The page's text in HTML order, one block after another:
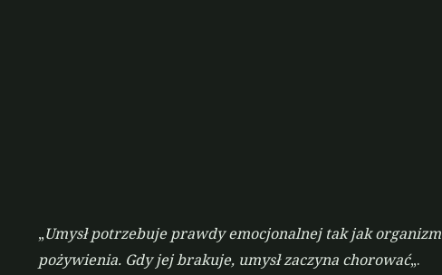
„Umysł potrzebuje prawdy emocjonalnej tak jak organizm
pożywienia. Gdy jej brakuje, umysł zaczyna chorować„.